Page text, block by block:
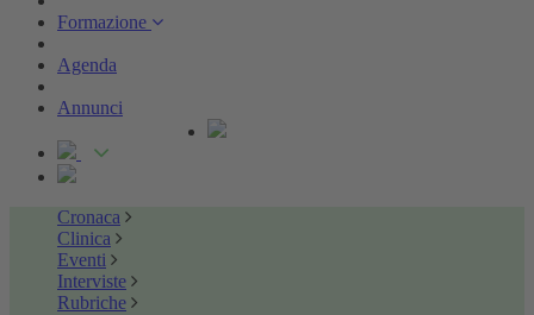
Formazione
Agenda
Annunci
Cronaca
Clinica
Eventi
Interviste
Rubriche